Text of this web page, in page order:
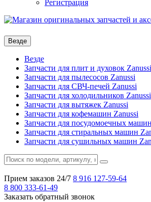
Регистрация
Везде
Везде
Запчасти для плит и духовок Zanussi
Запчасти для пылесосов Zanussi
Запчасти для СВЧ-печей Zanussi
Запчасти для холодильников Zanussi
Запчасти для вытяжек Zanussi
Запчасти для кофемашин Zanussi
Запчасти для посудомоечных
Запчасти для стиральных машин
Запчасти для сушильных машин
Прием заказов 24/7 8 916 127-59-64
8 800 333-61-49
Заказать обратный звонок